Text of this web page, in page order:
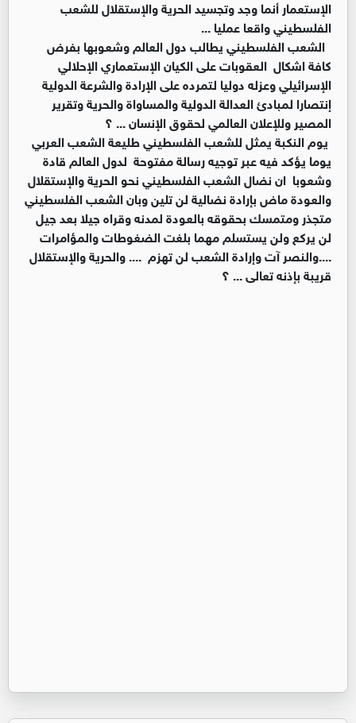
الإستعمار أنما وجد وتجسيد الحرية والإستقلال للشعب
الفلسطيني واقعا عمليا ...
الشعب الفلسطيني يطالب دول العالم وشعوبها بفرض
كافة اشكال العقوبات على الكيان الإستعماري الإحلالي
الإسرائيلي وعزله دوليا لتمرده على الإرادة والشرعة الدولية
إنتصارا لمبادئ العدالة الدولية والمساواة والحرية وتقرير
المصير وللإعلان العالمي لحقوق الإنسان ... ؟
يوم النكبة يمثل للشعب الفلسطيني طليعة الشعب العربي
يوما يؤكد فيه عبر توجيه رسالة مفتوحة لدول العالم قادة
وشعوبا ان نضال الشعب الفلسطيني نحو الحرية والإستقلال
والعودة ماض بإرادة نضالية لن تلين وبان الشعب الفلسطيني
متجذر ومتمسك بحقوقه بالعودة لمدنه وقراه جيلا بعد جيل
لن يركع ولن يستسلم مهما بلغت الضغوطات والمؤامرات
....والنصر آت وإرادة الشعب لن تهزم .... والحرية والإستقلال
قريبة بإذنه تعالى ... ؟